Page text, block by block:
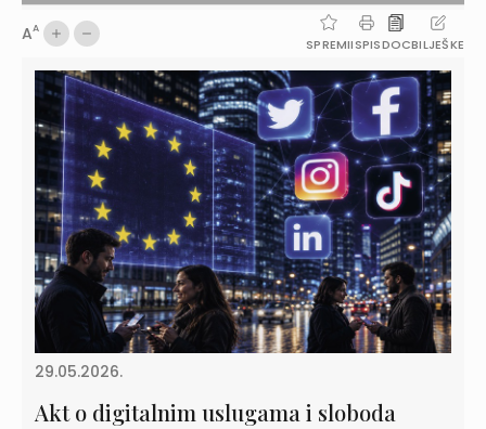
AA
SPREMIISPISDOCBILJEŠKE
29.05.2026.
Akt o digitalnim uslugama i sloboda